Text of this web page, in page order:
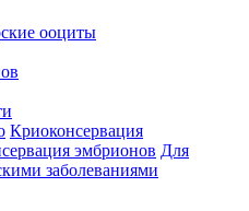
ооциты
Криоконсервация
эмбрионов Для
заболеваниями